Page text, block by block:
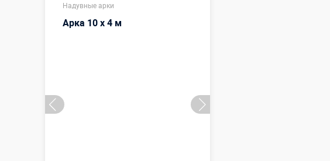
Надувные арки
Арка 10 х 4 м